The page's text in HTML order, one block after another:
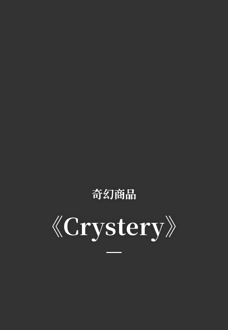
奇幻商品
《Crystery》